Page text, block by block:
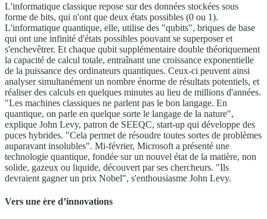
L'informatique classique repose sur des données stockées sous
forme de bits, qui n'ont que deux états possibles (0 ou 1).
L'informatique quantique, elle, utilise des "qubits", briques de base
qui ont une infinité d'états possibles pouvant se superposer et
s'enchevêtrer. Et chaque qubit supplémentaire double théoriquement
la capacité de calcul totale, entraînant une croissance exponentielle
de la puissance des ordinateurs quantiques. Ceux-ci peuvent ainsi
analyser simultanément un nombre énorme de résultats potentiels, et
réaliser des calculs en quelques minutes au lieu de millions d'années.
"Les machines classiques ne parlent pas le bon langage. En
quantique, on parle en quelque sorte le langage de la nature",
explique John Levy, patron de SEEQC, start-up qui développe des
puces hybrides. "Cela permet de résoudre toutes sortes de problèmes
auparavant insolubles". Mi-février, Microsoft a présenté une
technologie quantique, fondée sur un nouvel état de la matière, non
solide, gazeux ou liquide, découvert par ses chercheurs. "Ils
devraient gagner un prix Nobel", s'enthousiasme John Levy.
Vers une ère d’innovations